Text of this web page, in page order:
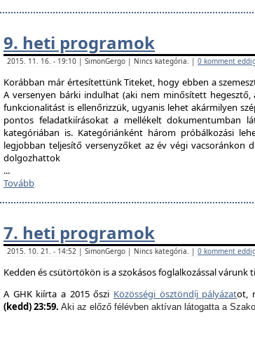
9. heti programok
2015. 11. 16. - 19:10 | SimonGergo | Nincs kategória. | 0 komment
Korábban már értesítettünk Titeket, hogy ebben a
A versenyen bárki indulhat (aki nem minősített
funkcionalitást is ellenőrizzük, ugyanis lehet akármilyen
pontos feladatkiírásokat a mellékelt dokumentumban
kategóriában is. Kategóriánként három próbálkozási
legjobban teljesítő versenyzőket az év végi vacsoránkon
dolgozhattok
...
Tovább
7. heti programok
2015. 10. 21. - 14:52 | SimonGergo | Nincs kategória. | 0 komment
Kedden és csütörtökön is a szokásos foglalkozással várunk
A GHK kiírta a 2015 őszi Közösségi ösztöndíj pályázatot,
(kedd) 23:59. Aki az előző félévben aktívan látogatta a